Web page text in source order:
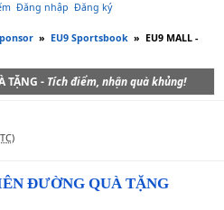
Đăng nhập Đăng ký
» EU9 Sportsbook » EU9 MALL -
TẶNG - Tích điểm, nhận quà khủng!
ĐƯỜNG QUÀ TẶNG